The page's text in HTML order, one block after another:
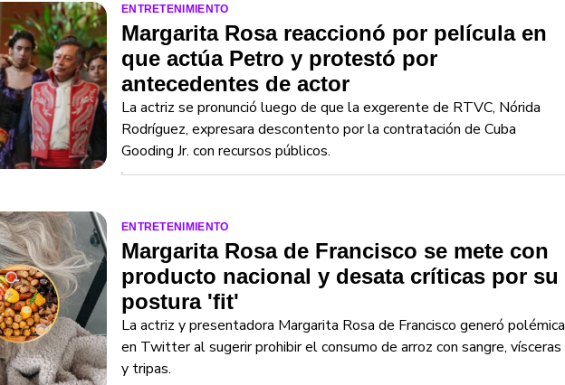
ENTRETENIMIENTO
Margarita Rosa reaccionó por película en
que actúa Petro y protestó por
antecedentes de actor
La actriz se pronunció luego de que la exgerente de RTVC, Nórida
Rodríguez, expresara descontento por la contratación de Cuba
Gooding Jr. con recursos públicos.
ENTRETENIMIENTO
Margarita Rosa de Francisco se mete con
producto nacional y desata críticas por su
postura 'fit'
La actriz y presentadora Margarita Rosa de Francisco generó polémica
en Twitter al sugerir prohibir el consumo de arroz con sangre, vísceras
y tripas.